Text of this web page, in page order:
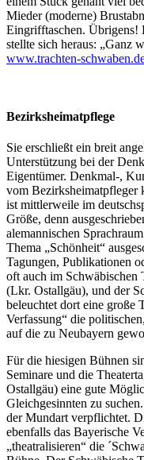
Mieder (moderne)
Eingrifftaschen. Übrigens!
stellte sich heraus: „Ganz
www.trachten-
Bezirksheimatpflege
Sie erschließt ein breit
Unterstützung bei der
Eigentümer. Denkmal-,
vom Bezirksheimatpfleger
ist mittlerweile im
Größe, denn
alemannischen
Thema „Schönheit“
Tagungen, Publikationen
oft auch im Schwäbischen
(Lkr. Ostallgäu), und der
beleuchtet dort eine große
Verfassung“ die
auf die zu Neubayern
Für die hiesigen Bühnen
Seminare und die
Ostallgäu) eine gute
Gleichgesinnten zu
der Mundart verpflichtet.
ebenfalls das Bayerische
„theatralisieren“ die